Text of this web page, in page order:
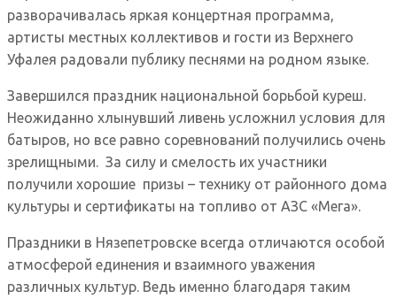
разворачивалась яркая концертная программа,
артисты местных коллективов и гости из Верхнего
Уфалея радовали публику песнями на родном языке.
Завершился праздник национальной борьбой куреш.
Неожиданно хлынувший ливень усложнил условия для
батыров, но все равно соревнований получились очень
зрелищными. За силу и смелость их участники
получили хорошие призы – технику от районного дома
культуры и сертификаты на топливо от АЗС «Мега».
Праздники в Нязепетровске всегда отличаются особой
атмосферой единения и взаимного уважения
различных культур. Ведь именно благодаря таким